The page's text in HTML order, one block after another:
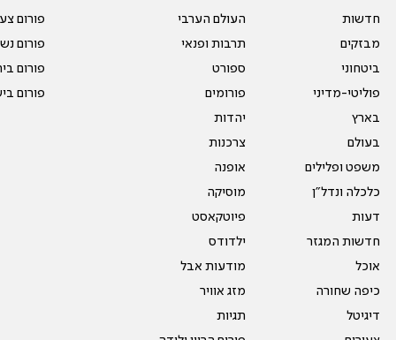
חדשות
מבזקים
ביטחוני
פוליטי-מדיני
בארץ
בעולם
משפט ופלילים
כלכלה ונדל"ן
דעות
חדשות המגזר
אוכל
כיפה שחורה
דיגיטל
העולם הערבי
תרבות ופנאי
ספורט
פורומים
יהדות
צרכנות
אופנה
מוסיקה
פיוטקאסט
ילדודס
מודעות אבל
מזג אוויר
תגיות
פורום
פורום
פורום
פורום